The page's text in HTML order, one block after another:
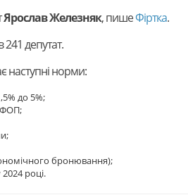
Ярослав Железняк, пишеФіртка.
депутат.
наступні норми:
до 5%;
ФОП;
бронювання);
році.